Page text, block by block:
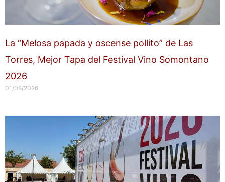
La “Melosa papada y oscense pollito” de Las
Torres, Mejor Tapa del Festival Vino Somontano
2026
01/08/2026